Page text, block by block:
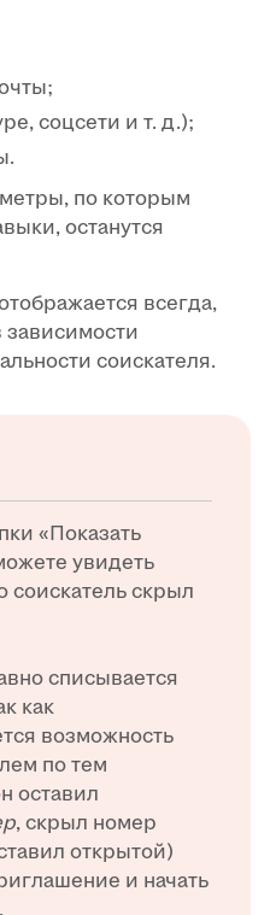
соцсети и т. д.);
по которым
останутся
всегда,
соискателя.
«Показать
увидеть
соискатель скрыл
списывается
как
возможность
по тем
оставил
, скрыл номер
открытой)
и начать